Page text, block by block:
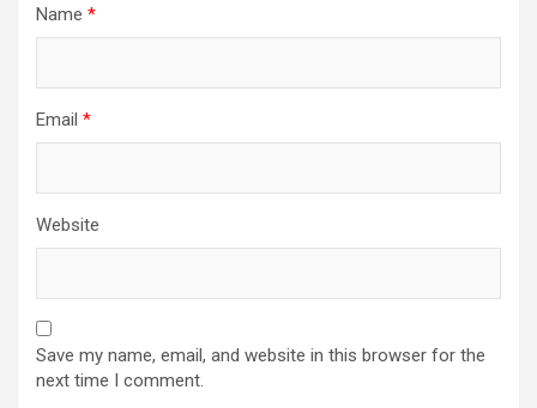
Name *
Email *
Website
Save my name, email, and website in this browser for the
next time I comment.